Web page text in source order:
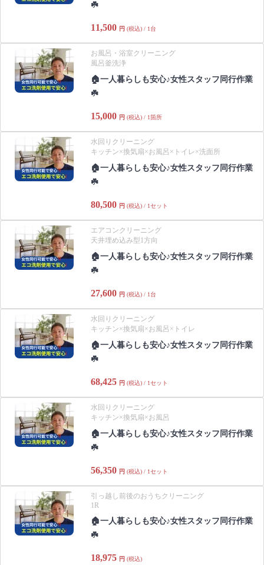
☘️
11,500 円 (税込) / 1台
お風呂・浴室クリーニング
風呂釜洗浄
🏠一人暮らしも安心♪女性スタッフ同行作業
☘️
15,000 円 (税込) / 1箇所
水回りクリーニング
キッチン×換気扇×お風呂×トイレ×洗面所
🏠一人暮らしも安心♪女性スタッフ同行作業
☘️
80,500 円 (税込) / 1セット
エアコンクリーニング
天井埋め込み型1方向
🏠一人暮らしも安心♪女性スタッフ同行作業
☘️
27,600 円 (税込) / 1台
水回りクリーニング
キッチン×換気扇×お風呂×トイレ
🏠一人暮らしも安心♪女性スタッフ同行作業
☘️
68,425 円 (税込) / 1セット
水回りクリーニング
キッチン×換気扇×お風呂
🏠一人暮らしも安心♪女性スタッフ同行作業
☘️
56,350 円 (税込) / 1セット
引っ越し前後のおうちクリーニング
1R
🏠一人暮らしも安心♪女性スタッフ同行作業
☘️
18,975 円 (税込)